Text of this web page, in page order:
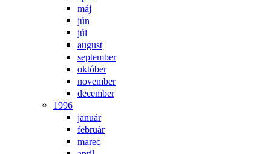
máj
jún
júl
august
september
október
november
december
1996
január
február
marec